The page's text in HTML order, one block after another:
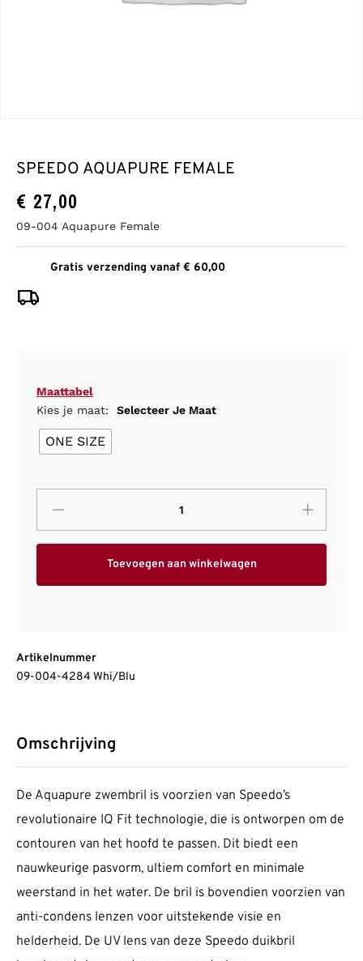
SPEEDO AQUAPURE FEMALE
€ 27,00
09-004 Aquapure Female
Gratis verzending vanaf € 60,00
Maattabel
Kies je maat:
Selecteer Je Maat
ONE SIZE
Toevoegen aan winkelwagen
Artikelnummer
09-004-4284 Whi/Blu
Omschrijving
De Aquapure zwembril is voorzien van Speedo’s
revolutionaire IQ Fit technologie, die is ontworpen om de
contouren van het hoofd te passen. Dit biedt een
nauwkeurige pasvorm, ultiem comfort en minimale
weerstand in het water. De bril is bovendien voorzien van
anti-condens lenzen voor uitstekende visie en
helderheid. De UV lens van deze Speedo duikbril